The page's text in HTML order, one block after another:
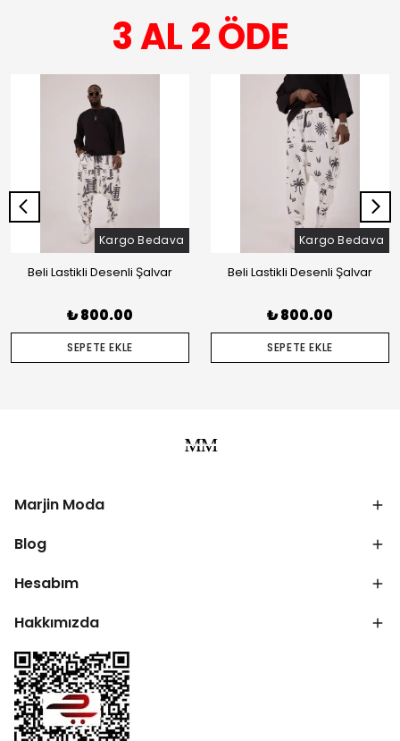
3 AL 2 ÖDE
Kargo Bedava
Beli Lastikli Desenli Şalvar
₺ 800.00
SEPETE EKLE
Kargo Bedava
Beli Lastikli Desenli Şalvar
₺ 800.00
SEPETE EKLE
Marjin Moda
Blog
Hesabım
Hakkımızda